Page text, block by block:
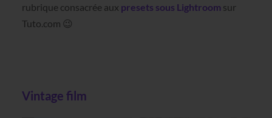
rubrique consacrée aux presets sous Lightroom sur
Tuto.com 😉
Vintage film